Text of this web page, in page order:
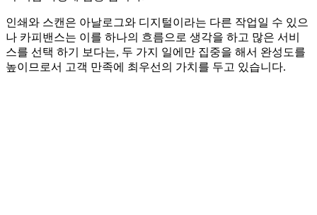
인쇄와 스캔은 아날로그와 디지털이라는 다른 작업일 수 있으
나 카피밴스는 이를 하나의 흐름으로 생각을 하고 많은 서비
스를 선택 하기 보다는, 두 가지 일에만 집중을 해서 완성도를
높이므로서 고객 만족에 최우선의 가치를 두고 있습니다.